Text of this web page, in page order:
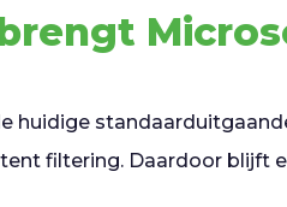
huidige
filtering. Daardoor blijft